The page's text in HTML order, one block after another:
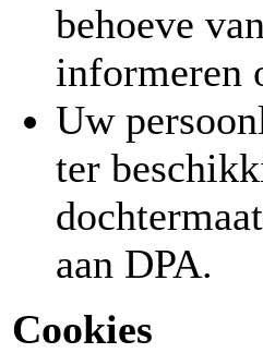
behoeve
informeren
Uw
ter
aan DPA.
Cookies